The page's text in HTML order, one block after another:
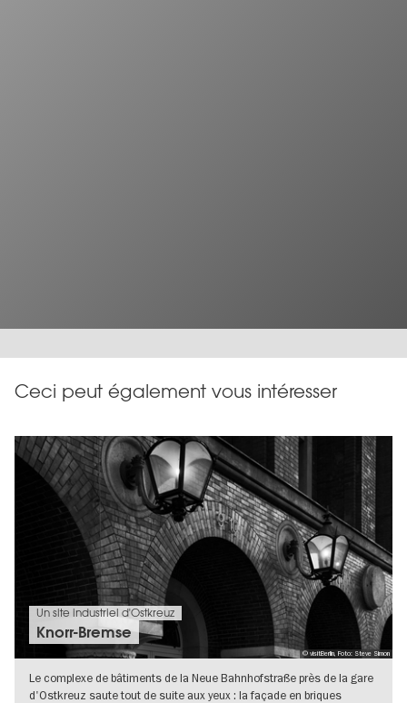
Ceci peut également vous intéresser
© visitBerlin, Foto: Steve Simon
Un site industriel d'Ostkreuz
Knorr-Bremse
Le complexe de bâtiments de la Neue Bahnhofstraße près de la gare
d'Ostkreuz saute tout de suite aux yeux : la façade en briques